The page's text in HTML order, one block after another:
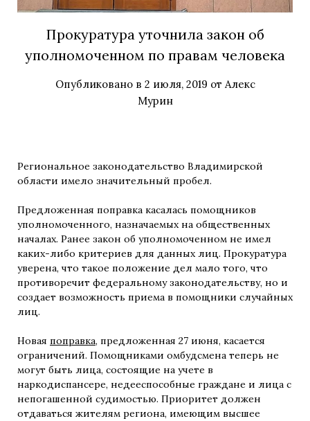
Прокуратура уточнила закон об
уполномоченном по правам человека
Опубликовано в 2 июля, 2019 от Алекс
Мурин
Региональное законодательство Владимирской
области имело значительный пробел.
Предложенная поправка касалась помощников
уполномоченного, назначаемых на общественных
началах. Ранее закон об уполномоченном не имел
каких-либо критериев для данных лиц. Прокуратура
уверена, что такое положение дел мало того, что
противоречит федеральному законодательству, но и
создает возможность приема в помощники случайных
лиц.
Новая поправка, предложенная 27 июня, касается
ограничений. Помощниками омбудсмена теперь не
могут быть лица, состоящие на учете в
наркодиспансере, недееспособные граждане и лица с
непогашенной судимостью. Приоритет должен
отдаваться жителям региона, имеющим высшее